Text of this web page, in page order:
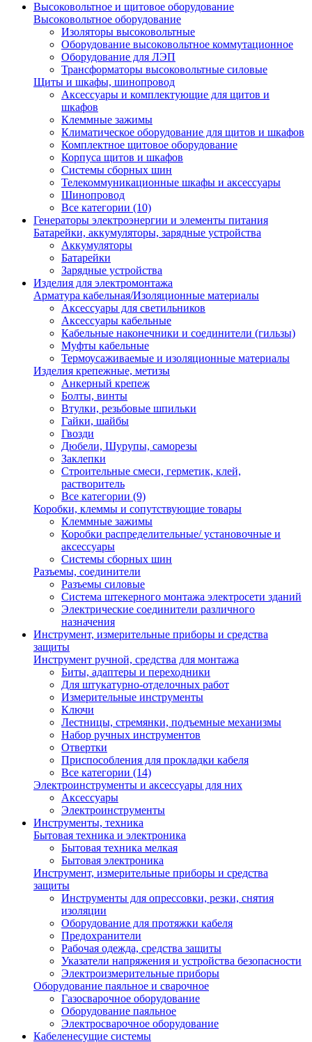
Высоковольтное и щитовое оборудование
Высоковольтное оборудование
Изоляторы высоковольтные
Оборудование высоковольтное коммутационное
Оборудование для ЛЭП
Трансформаторы высоковольтные силовые
Щиты и шкафы, шинопровод
Аксессуары и комплектующие для щитов и
шкафов
Клеммные зажимы
Климатическое оборудование для щитов и шкафов
Комплектное щитовое оборудование
Корпуса щитов и шкафов
Системы сборных шин
Телекоммуникационные шкафы и аксессуары
Шинопровод
Все категории (10)
Генераторы электроэнергии и элементы питания
Батарейки, аккумуляторы, зарядные устройства
Аккумуляторы
Батарейки
Зарядные устройства
Изделия для электромонтажа
Арматура кабельная/Изоляционные материалы
Аксессуары для светильников
Аксессуары кабельные
Кабельные наконечники и соединители (гильзы)
Муфты кабельные
Термоусаживаемые и изоляционные материалы
Изделия крепежные, метизы
Анкерный крепеж
Болты, винты
Втулки, резьбовые шпильки
Гайки, шайбы
Гвозди
Дюбели, Шурупы, саморезы
Заклепки
Строительные смеси, герметик, клей,
растворитель
Все категории (9)
Коробки, клеммы и сопутствующие товары
Клеммные зажимы
Коробки распределительные/ установочные и
аксессуары
Системы сборных шин
Разъемы, соединители
Разъемы силовые
Система штекерного монтажа электросети зданий
Электрические соединители различного
назначения
Инструмент, измерительные приборы и средства
защиты
Инструмент ручной, средства для монтажа
Биты, адаптеры и переходники
Для штукатурно-отделочных работ
Измерительные инструменты
Ключи
Лестницы, стремянки, подъемные механизмы
Набор ручных инструментов
Отвертки
Приспособления для прокладки кабеля
Все категории (14)
Электроинструменты и аксессуары для них
Аксессуары
Электроинструменты
Инструменты, техника
Бытовая техника и электроника
Бытовая техника мелкая
Бытовая электроника
Инструмент, измерительные приборы и средства
защиты
Инструменты для опрессовки, резки, снятия
изоляции
Оборудование для протяжки кабеля
Предохранители
Рабочая одежда, средства защиты
Указатели напряжения и устройства безопасности
Электроизмерительные приборы
Оборудование паяльное и сварочное
Газосварочное оборудование
Оборудование паяльное
Электросварочное оборудование
Кабеленесущие системы